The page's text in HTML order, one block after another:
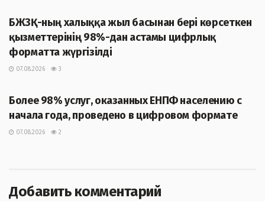
БЖЗҚ-ның халыққа жыл басынан бері көрсеткен
қызметтерінің 98%-дан астамы цифрлық
форматта жүргізілді
07.08.2026
3
Более 98% услуг, оказанных ЕНПФ населению с
начала года, проведено в цифровом формате
07.08.2026 2
Добавить комментарий